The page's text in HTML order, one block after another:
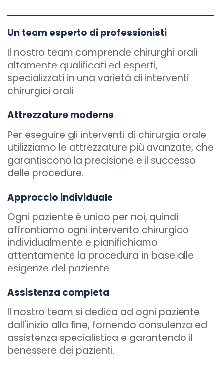
Un team esperto di professionisti
Il nostro team comprende chirurghi orali
altamente qualificati ed esperti,
specializzati in una varietà di interventi
chirurgici orali.
Attrezzature moderne
Per eseguire gli interventi di chirurgia orale
utilizziamo le attrezzature più avanzate, che
garantiscono la precisione e il successo
delle procedure.
Approccio individuale
Ogni paziente è unico per noi, quindi
affrontiamo ogni intervento chirurgico
individualmente e pianifichiamo
attentamente la procedura in base alle
esigenze del paziente.
Assistenza completa
Il nostro team si dedica ad ogni paziente
dall'inizio alla fine, fornendo consulenza ed
assistenza specialistica e garantendo il
benessere dei pazienti.